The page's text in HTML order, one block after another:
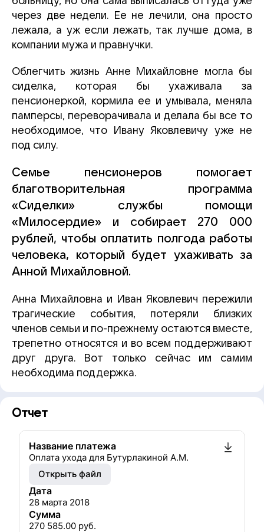
через две недели. Ее не лечили, она просто
лежала, а уж если лежать, так лучше дома, в
компании мужа и правнучки.
Облегчить жизнь Анне Михайловне могла бы
сиделка, которая бы ухаживала за
пенсионеркой, кормила ее и умывала, меняла
памперсы, переворачивала и делала бы все то
необходимое, что Ивану Яковлевичу уже не
под силу.
Семье пенсионеров помогает
благотворительная программа
«Сиделки» службы помощи
«Милосердие» и собирает 270 000
рублей, чтобы оплатить полгода работы
человека, который будет ухаживать за
Анной Михайловной.
Анна Михайловна и Иван Яковлевич пережили
трагические события, потеряли близких
членов семьи и по-прежнему остаются вместе,
трепетно относятся и во всем поддерживают
друг друга. Вот только сейчас им самим
необходима поддержка.
Отчет
Название платежа
Оплата ухода для Бутурлакиной А.М.
Открыть файл
Дата
28 марта 2018
Сумма
270 585.00 руб.